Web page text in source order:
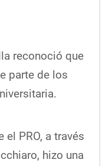
reconoció que
parte de los
el PRO, a través
hizo una